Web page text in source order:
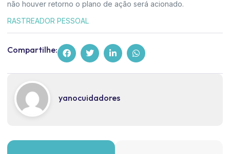
não houver retorno o plano de ação será acionado.
RASTREADOR PESSOAL
Compartilhe:
yanocuidadores